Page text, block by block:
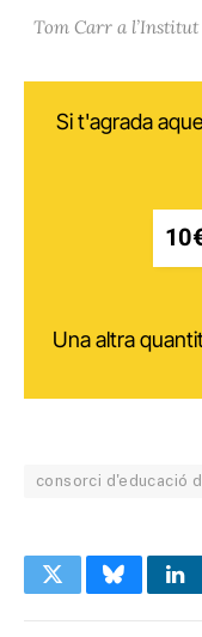
Tom Carr a l’Institut
Si t'agrada
Una altra
consorci d'educació
TwitterBluesky